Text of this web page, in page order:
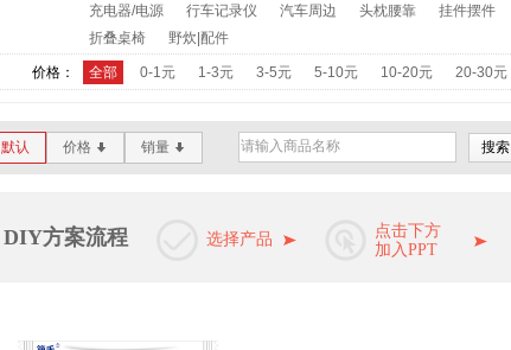
充电器/电源
行车记录仪 汽车周边 头枕腰靠 挂件摆件
折叠桌椅
野炊|配件
价格： 全部 0-1元 1-3元 3-5元 5-10元 10-20元 20-30元
默认 价格 * 销量 * 搜索
DIY方案流程 选择产品
点击下方
加入PPT